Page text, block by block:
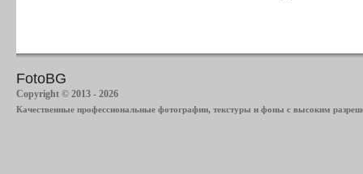
FotoBG
Copyright © 2013 - 2026
Качественные профессиональные фотографии, текстуры и фоны с высоким